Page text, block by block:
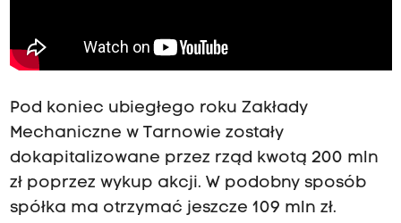
Pod koniec ubiegłego roku Zakłady
Mechaniczne w Tarnowie zostały
dokapitalizowane przez rząd kwotą 200 mln
zł poprzez wykup akcji. W podobny sposób
spółka ma otrzymać jeszcze 109 mln zł.